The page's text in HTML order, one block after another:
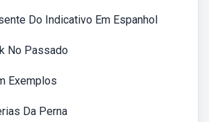
Do Indicativo Em Espanhol
No Passado
Exemplos
Da Perna